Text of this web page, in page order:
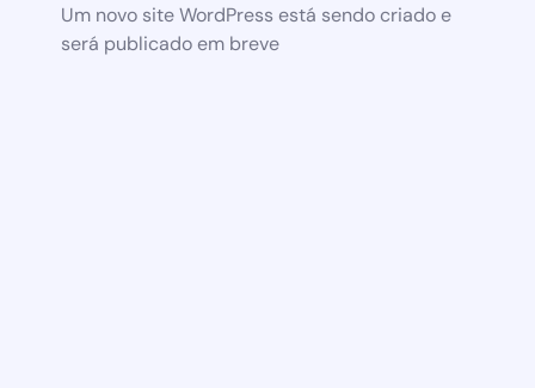
Um novo site WordPress está sendo criado e
será publicado em breve